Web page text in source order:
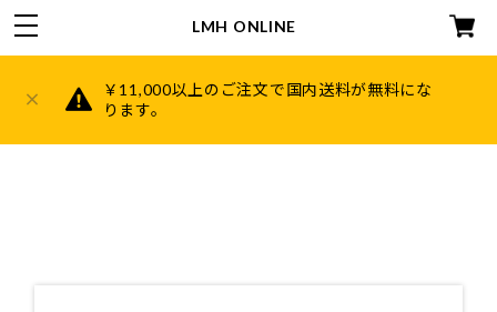
￥11,000以上のご注文で国内送料が無料にな
ります。
LMH ONLINE